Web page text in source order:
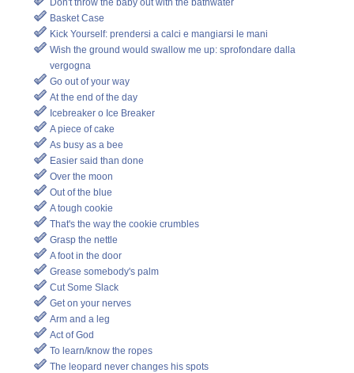
Basket Case
Kick Yourself: prendersi a calci e mangiarsi le mani
Wish the ground would swallow me up: sprofondare dalla
vergogna
Go out of your way
At the end of the day
Icebreaker o Ice Breaker
A piece of cake
As busy as a bee
Easier said than done
Over the moon
Out of the blue
A tough cookie
That's the way the cookie crumbles
Grasp the nettle
A foot in the door
Grease somebody's palm
Cut Some Slack
Get on your nerves
Arm and a leg
Act of God
To learn/know the ropes
The leopard never changes his spots